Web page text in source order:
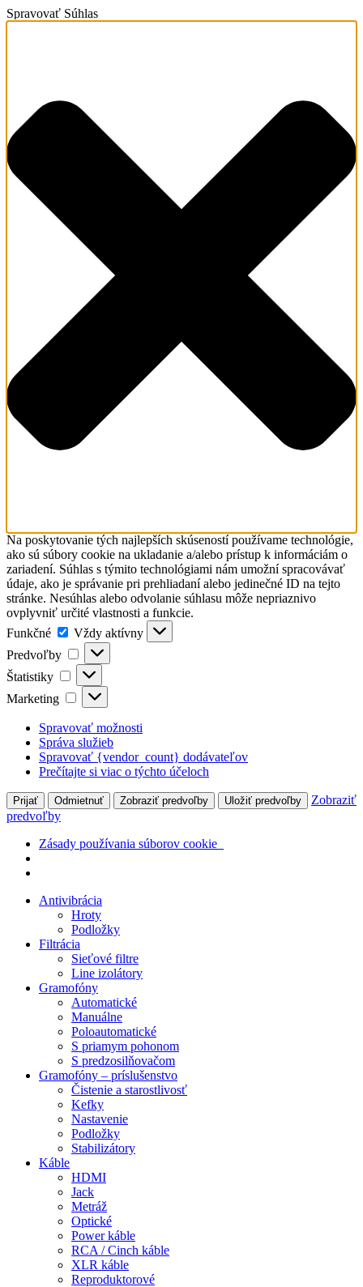
Spravovať Súhlas
Na poskytovanie tých najlepších skúseností používame technológie,
ako sú súbory cookie na ukladanie a/alebo prístup k informáciám o
zariadení. Súhlas s týmito technológiami nám umožní spracovávať
údaje, ako je správanie pri prehliadaní alebo jedinečné ID na tejto
stránke. Nesúhlas alebo odvolanie súhlasu môže nepriaznivo
ovplyvniť určité vlastnosti a funkcie.
Funkčné
Funkčné
Vždy aktívny
Predvoľby
Predvoľby
Štatistiky
Štatistiky
Marketing
Marketing
Spravovať možnosti
Správa služieb
Spravovať {vendor_count} dodávateľov
Prečítajte si viac o týchto účeloch
Prijať Odmietnuť Zobraziť predvoľby Uložiť predvoľby
Zobraziť
predvoľby
Zásady používania súborov cookie
PreskočiťAntivibrácia
Hroty
Podložky
Filtrácia
Sieťové filtre
Line izolátory
Gramofóny
Automatické
Manuálne
Poloautomatické
S priamym pohonom
S predzosilňovačom
Gramofóny – príslušenstvo
Čistenie a starostlivosť
Kefky
Nastavenie
Podložky
Stabilizátory
Káble
HDMI
Jack
Metráž
Optické
Power káble
RCA / Cinch káble
XLR káble
Reproduktorové